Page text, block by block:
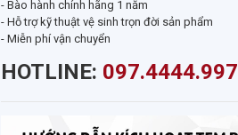
- Bào hành chính hãng 1 năm
- Hỗ trợ kỹ thuật vệ sinh trọn đời sản phẩm
- Miễn phí vận chuyển
HOTLINE: 097.4444.997